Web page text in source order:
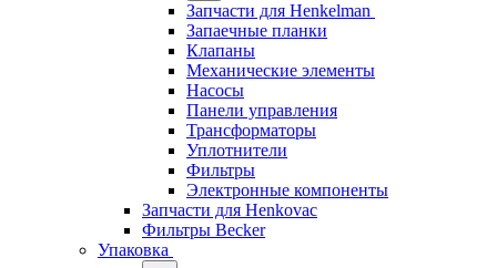
Запчасти для Henkelman
Запаечные планки
Клапаны
Механические элементы
Насосы
Панели управления
Трансформаторы
Уплотнители
Фильтры
Электронные компоненты
Запчасти для Henkovac
Фильтры Becker
Упаковка